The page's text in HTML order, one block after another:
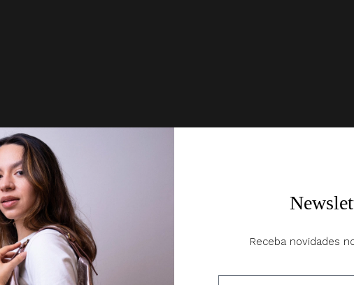
Receba novidades